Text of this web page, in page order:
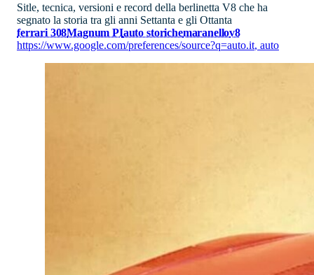
Sitle, tecnica, versioni e record della berlinetta V8 che ha
segnato la storia tra gli anni Settanta e gli Ottanta
ferrari 308Magnum PIauto storichemaranellov8
https://www.google.com/preferences/source?q=auto.it, auto